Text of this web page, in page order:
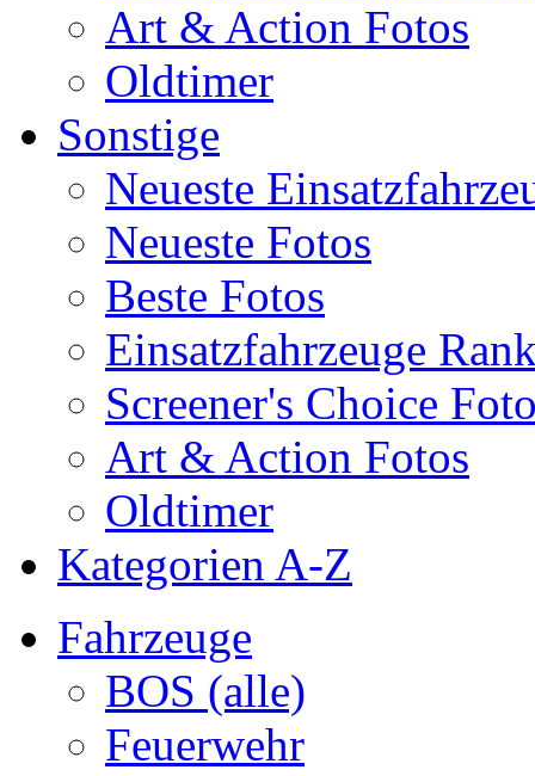
Art & Action Fotos
Oldtimer
Sonstige
Neueste
Neueste Fotos
Beste Fotos
Einsatzfahrzeuge
Screener's Choice
Art & Action Fotos
Oldtimer
Kategorien A-Z
Fahrzeuge
BOS (alle)
Feuerwehr